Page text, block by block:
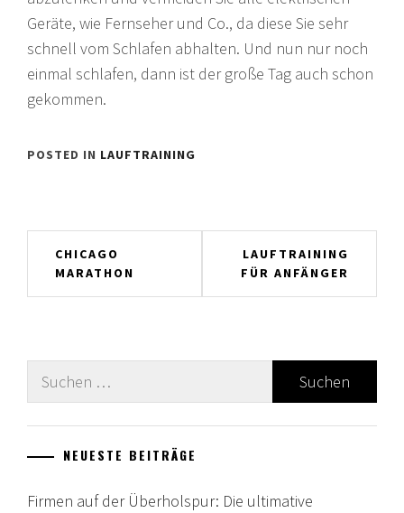
Geräte, wie Fernseher und Co., da diese Sie sehr
schnell vom Schlafen abhalten. Und nun nur noch
einmal schlafen, dann ist der große Tag auch schon
gekommen.
POSTED IN LAUFTRAINING
Beitragsnavigation
CHICAGO
MARATHON
LAUFTRAINING
FÜR ANFÄNGER
Suche
NEUESTE BEITRÄGE
Firmen auf der Überholspur: Die ultimative